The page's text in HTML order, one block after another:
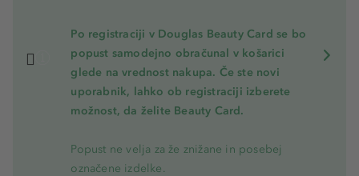
Po registraciji v Douglas Beauty Card se bo
popust samodejno obračunal v košarici
glede na vrednost nakupa. Če ste novi
uporabnik, lahko ob registraciji izberete
možnost, da želite Beauty Card.
Popust ne velja za že znižane in posebej
označene izdelke.